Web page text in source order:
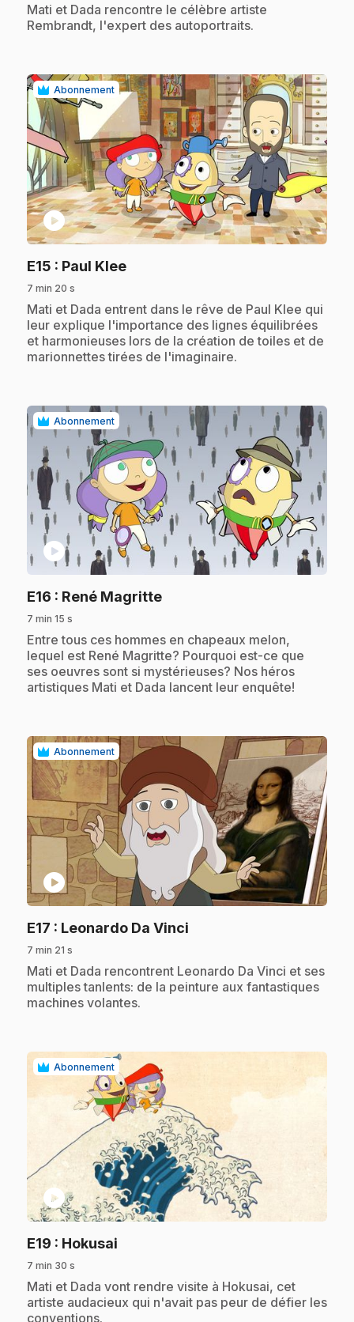
.Mati et Dada rencontre le célèbre artiste
Rembrandt, l'expert des autoportraits.
Abonnement
play_circle
E15 : Paul Klee.
7 min 20 s
.Mati et Dada entrent dans le rêve de Paul Klee qui
leur explique l'importance des lignes équilibrées
et harmonieuses lors de la création de toiles et de
marionnettes tirées de l'imaginaire.
Abonnement
play_circle
E16 : René Magritte.
7 min 15 s
.Entre tous ces hommes en chapeaux melon,
lequel est René Magritte? Pourquoi est-ce que
ses oeuvres sont si mystérieuses? Nos héros
artistiques Mati et Dada lancent leur enquête!
Abonnement
play_circle
E17 : Leonardo Da Vinci
7 min 21 s
.Mati et Dada rencontrent Leonardo Da Vinci et ses
multiples tanlents: de la peinture aux fantastiques
machines volantes.
Abonnement
play_circle
E19 : Hokusai
7 min 30 s
.Mati et Dada vont rendre visite à Hokusai, cet
artiste audacieux qui n'avait pas peur de défier les
conventions.